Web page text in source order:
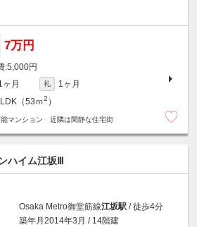
7万円
5,000円
ヶ月 礼
1ヶ月
（53ｍ2 ）
能マンション 近隣は閑静な住宅街
ハイム江坂Ⅲ
Osaka Metro御堂筋線江坂駅 / 徒歩4分
築年月2014年3月 / 14階建